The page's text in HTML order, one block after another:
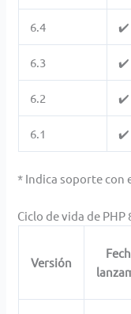
6.4 ✔️
6.3 ✔️
6.2 ✔️
6.1 ✔️
* Indica soporte con
Ciclo de vida de PHP
Versión